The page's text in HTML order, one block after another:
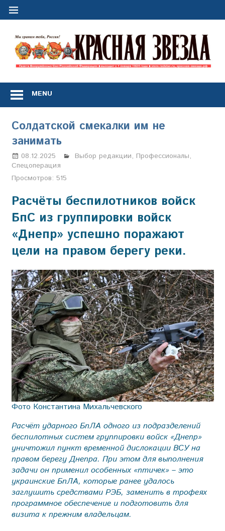
Перейти
Сил
Российской
Федерации
*
выходит
с
1
января
1924
MENU
Солдатской смекалки им не
занимать
08.12.2025 Настя Свиридова
Выбор редакции, Профессионалы,
Спецоперация
Просмотров: 515
Расчёты беспилотников войск
БпС из группировки войск
«Днепр» успешно поражают
цели на правом берегу реки.
Фото Константина Михальчевского
Расчёт ударного БпЛА одного из подразделений
беспилотных систем группировки войск «Днепр»
уничтожил пункт временной дислокации ВСУ на
правом берегу Днепра. При этом для выполнения
задачи он применил особенных «птичек» – это
украинские БпЛА, которые ранее удалось
заглушить средствами РЭБ, заменить в трофеях
программное обеспечение и подготовить для
визита к прежним владельцам.